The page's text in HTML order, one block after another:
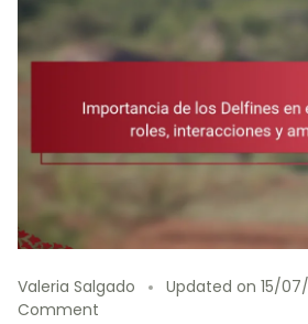
Valeria Salgado Updated on 15/
Comment